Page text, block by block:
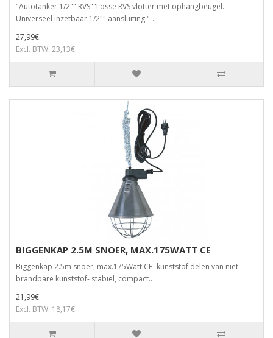
"Autotanker 1/2"" RVS""Losse RVS vlotter met ophangbeugel.
Universeel inzetbaar.1/2"" aansluiting."-..
27,99€
Excl. BTW: 23,13€
BIGGENKAP 2.5M SNOER, MAX.175WATT CE
Biggenkap 2.5m snoer, max.175Watt CE- kunststof delen van niet-
brandbare kunststof- stabiel, compact..
21,99€
Excl. BTW: 18,17€